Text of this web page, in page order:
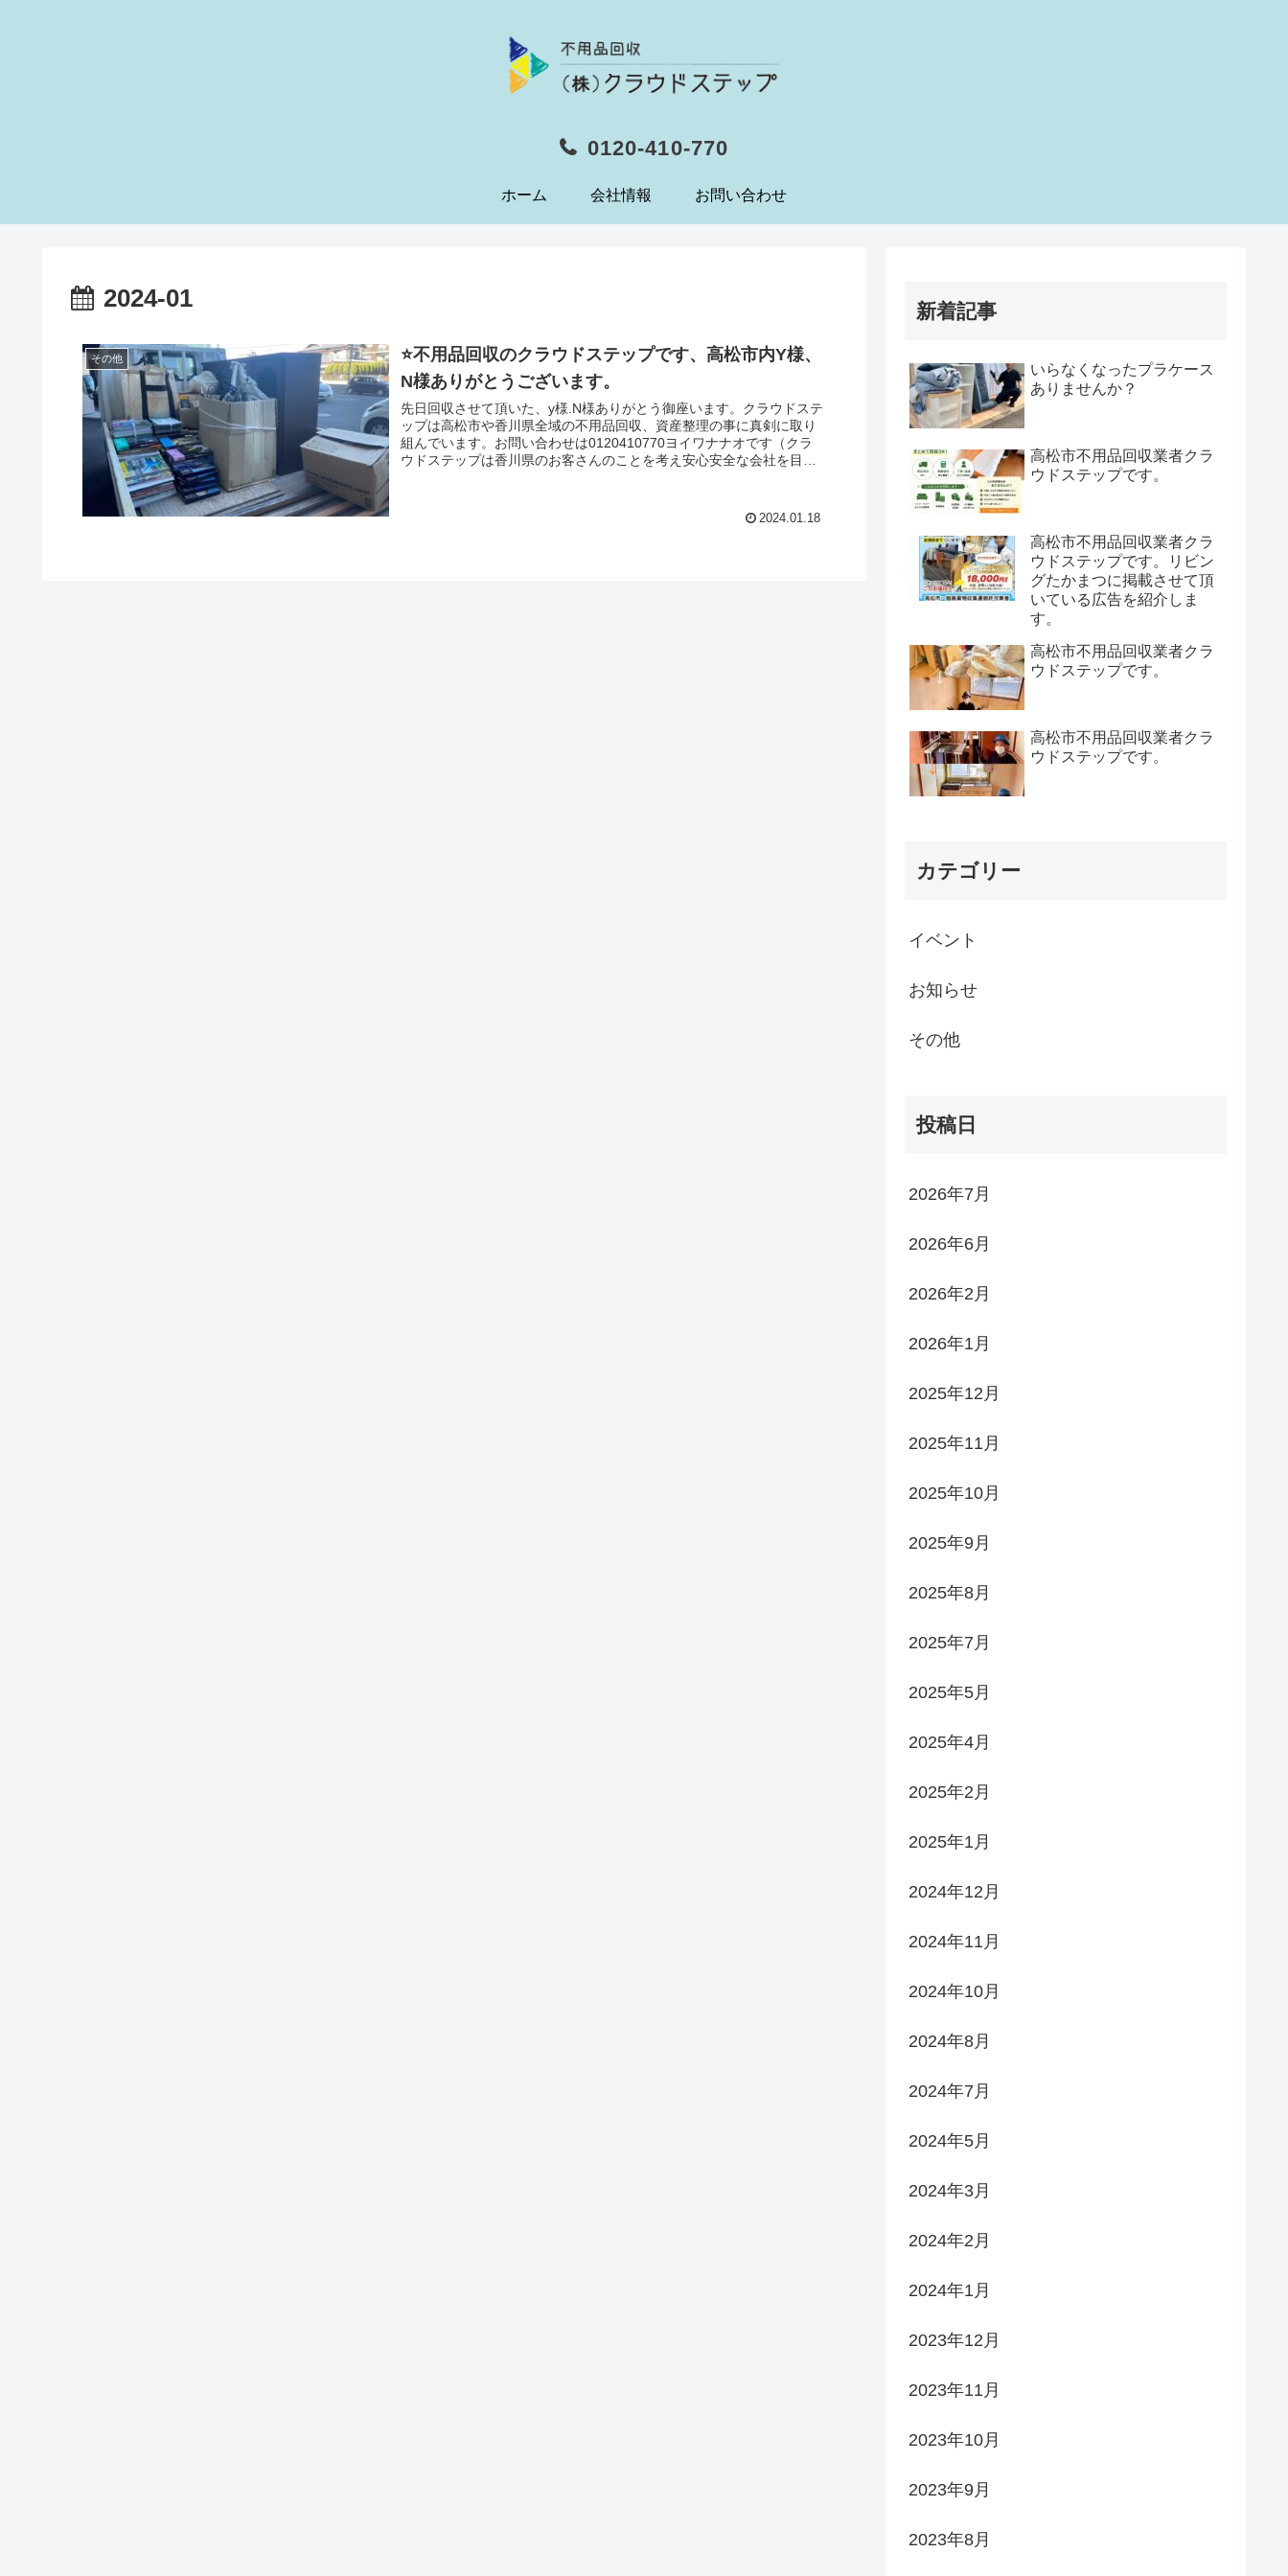
0120-410-770
ホーム 会社情報 お問い合わせ
2024-01
その他
⭐️不用品回収のクラウドステップです、高松市内Y様、
N様ありがとうございます。
先日回収させて頂いた、y様.N様ありがとう御座います。クラウドステ
ップは高松市や香川県全域の不用品回収、資産整理の事に真剣に取り
組んでいます。お問い合わせは0120410770ヨイワナナオです（クラ
ウドステップは香川県のお客さんのことを考え安心安全な会社を目指
2024.01.18
新着記事
いらなくなったプラケース
ありませんか？
高松市不用品回収業者クラ
ウドステップです。
高松市不用品回収業者クラ
ウドステップです。リビン
グたかまつに掲載させて頂
いている広告を紹介しま
す。
高松市不用品回収業者クラ
ウドステップです。
高松市不用品回収業者クラ
ウドステップです。
カテゴリー
イベント
お知らせ
その他
投稿日
2026年7月
2026年6月
2026年2月
2026年1月
2025年12月
2025年11月
2025年10月
2025年9月
2025年8月
2025年7月
2025年5月
2025年4月
2025年2月
2025年1月
2024年12月
2024年11月
2024年10月
2024年8月
2024年7月
2024年5月
2024年3月
2024年2月
2024年1月
2023年12月
2023年11月
2023年10月
2023年9月
2023年8月